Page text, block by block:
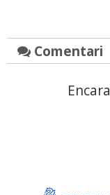
Comentari